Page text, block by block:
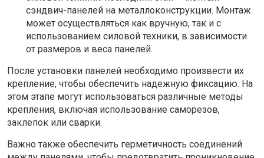
сэндвич-панелей на металлоконструкции. Монтаж
может осуществляться как вручную, так и с
использованием силовой техники, в зависимости
от размеров и веса панелей.
После установки панелей необходимо произвести их
крепление, чтобы обеспечить надежную фиксацию. На
этом этапе могут использоваться различные методы
крепления, включая использование саморезов,
заклепок или сварки.
Важно также обеспечить герметичность соединений